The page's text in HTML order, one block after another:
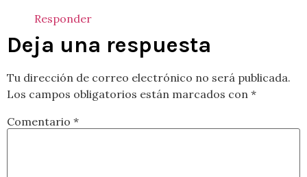
Responder
Deja una respuesta
Tu dirección de correo electrónico no será publicada.
Los campos obligatorios están marcados con *
Comentario *